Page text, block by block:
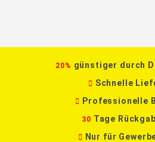
20% günstiger durch
Schnelle
Professionelle
30 Tage
Nur für